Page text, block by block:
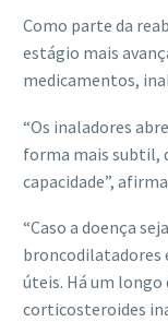
Como parte da
estágio mais
medicamentos,
“Os inaladores
forma mais subtil,
capacidade”,
“Caso a doença
broncodilatadores
úteis. Há um longo
corticosteroides